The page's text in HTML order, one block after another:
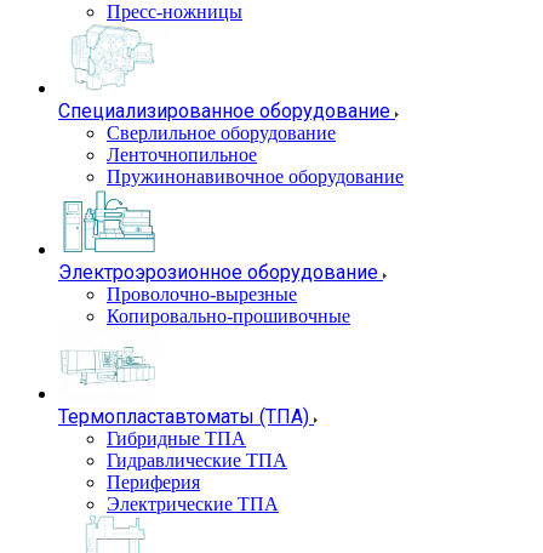
Пресс-ножницы
Специализированное оборудование
Сверлильное оборудование
Ленточнопильное
Пружинонавивочное оборудование
Электроэрозионное оборудование
Проволочно-вырезные
Копировально-прошивочные
Термопластавтоматы (ТПА)
Гибридные ТПА
Гидравлические ТПА
Периферия
Электрические ТПА